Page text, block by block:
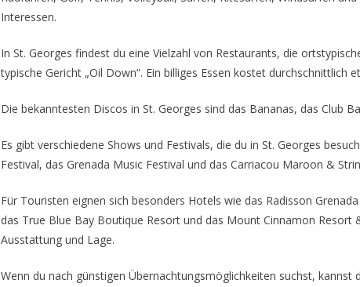
Interessen.
In St. Georges findest du eine Vielzahl von Restaurants, die
typische Gericht „Oil Down“. Ein billiges Essen kostet durchschnittlich
Die bekanntesten Discos in St. Georges sind das Bananas, das Club
Es gibt verschiedene Shows und Festivals, die du in St. Georges
Festival, das Grenada Music Festival und das Carriacou Maroon &
Für Touristen eignen sich besonders Hotels wie das Radisson
das True Blue Bay Boutique Resort und das Mount Cinnamon Resort
Ausstattung und Lage.
Wenn du nach günstigen Übernachtungsmöglichkeiten suchst, kannst